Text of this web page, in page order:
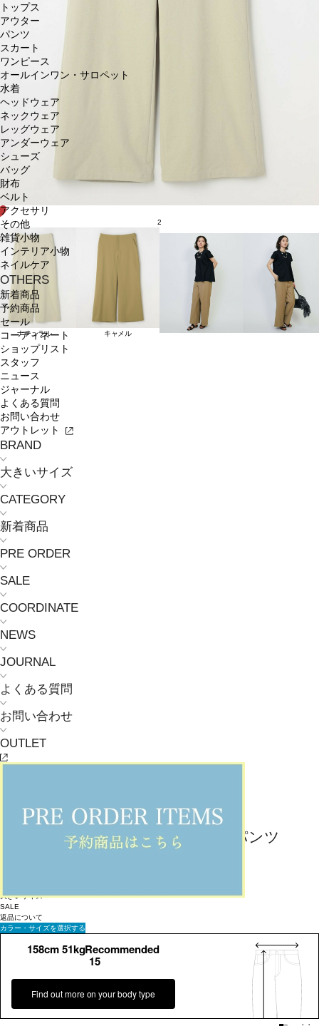
トップス
アウター
パンツ
スカート
ワンピース
オールインワン・サロペット
水着
ヘッドウェア
ネックウェア
レッグウェア
アンダーウェア
シューズ
バッグ
財布
ベルト
アクセサリ
その他
雑貨小物
インテリア小物
ネイルケア
OTHERS
新着商品
予約商品
セール
コーディネート
ショップリスト
スタッフ
ニュース
ジャーナル
よくある質問
お問い合わせ
アウトレット
BRAND
大きいサイズ
CATEGORY
新着商品
PRE ORDER
SALE
COORDINATE
NEWS
JOURNAL
よくある質問
お問い合わせ
OUTLET
2
ナチュラル キャメル
L'EQUIPE
【大きいサイズ】ドライオックスパンツ
大きいサイズ
SALE
返品について
カラー・サイズを選択する
158cm 51kgRecommended
15
Find out more on your body type